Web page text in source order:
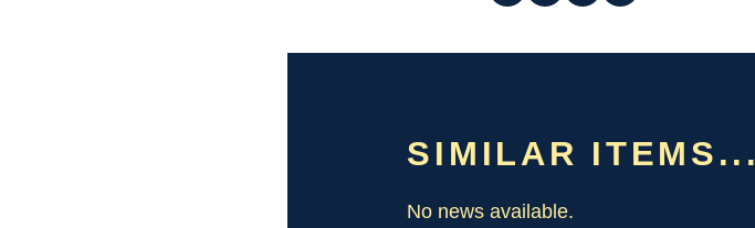
SIMILAR ITEMS...
No news available.